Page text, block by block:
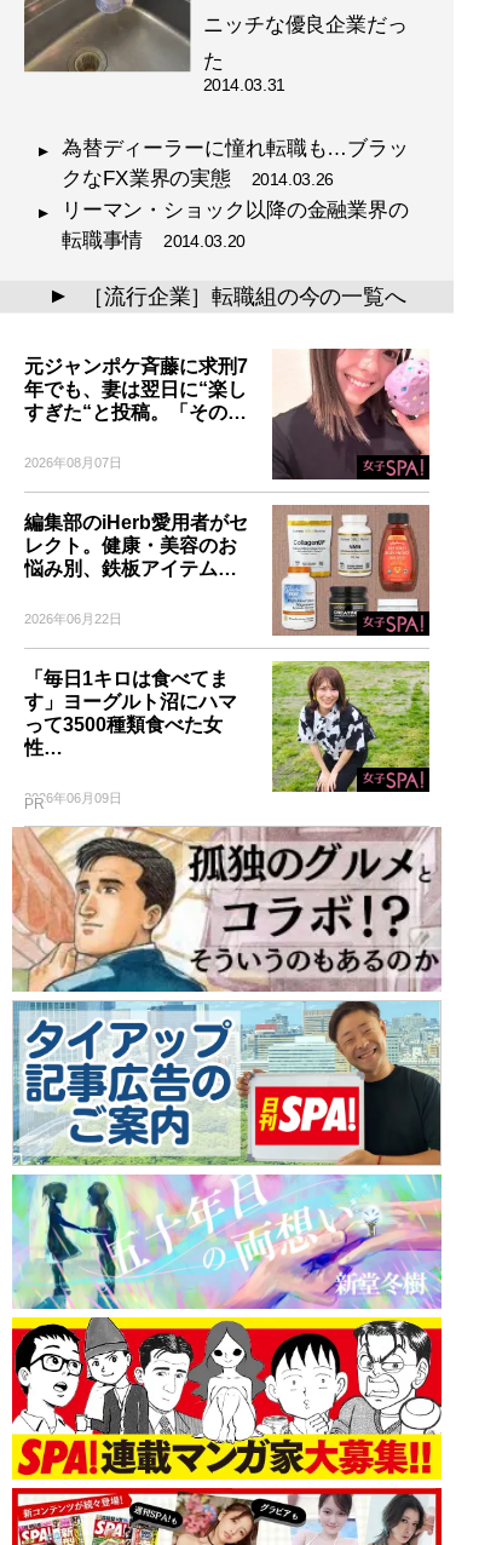
ニッチな優良企業だっ
た
2014.03.31
為替ディーラーに憧れ転職も…ブラッ
クなFX業界の実態 2014.03.26
リーマン・ショック以降の金融業界の
転職事情 2014.03.20
▲ ［流行企業］転職組の今の一覧へ
元ジャンポケ斉藤に求刑7
年でも、妻は翌日に“楽し
すぎた“と投稿。「その…
2026年08月07日
編集部のiHerb愛用者がセ
レクト。健康・美容のお
悩み別、鉄板アイテム…
2026年06月22日
「毎日1キロは食べてま
す」ヨーグルト沼にハマ
って3500種類食べた女
性…
2026年06月09日
PR